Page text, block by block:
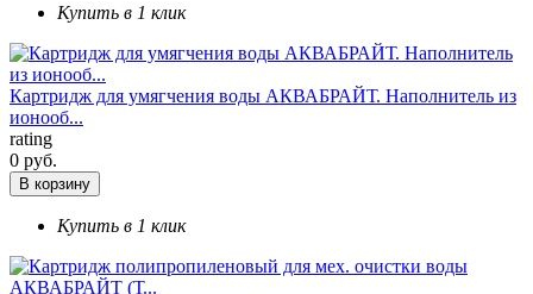
Купить в 1 клик
Картридж для умягчения воды АКВАБРАЙТ. Наполнитель из
ионооб...
rating
0 руб.
В корзину
Купить в 1 клик